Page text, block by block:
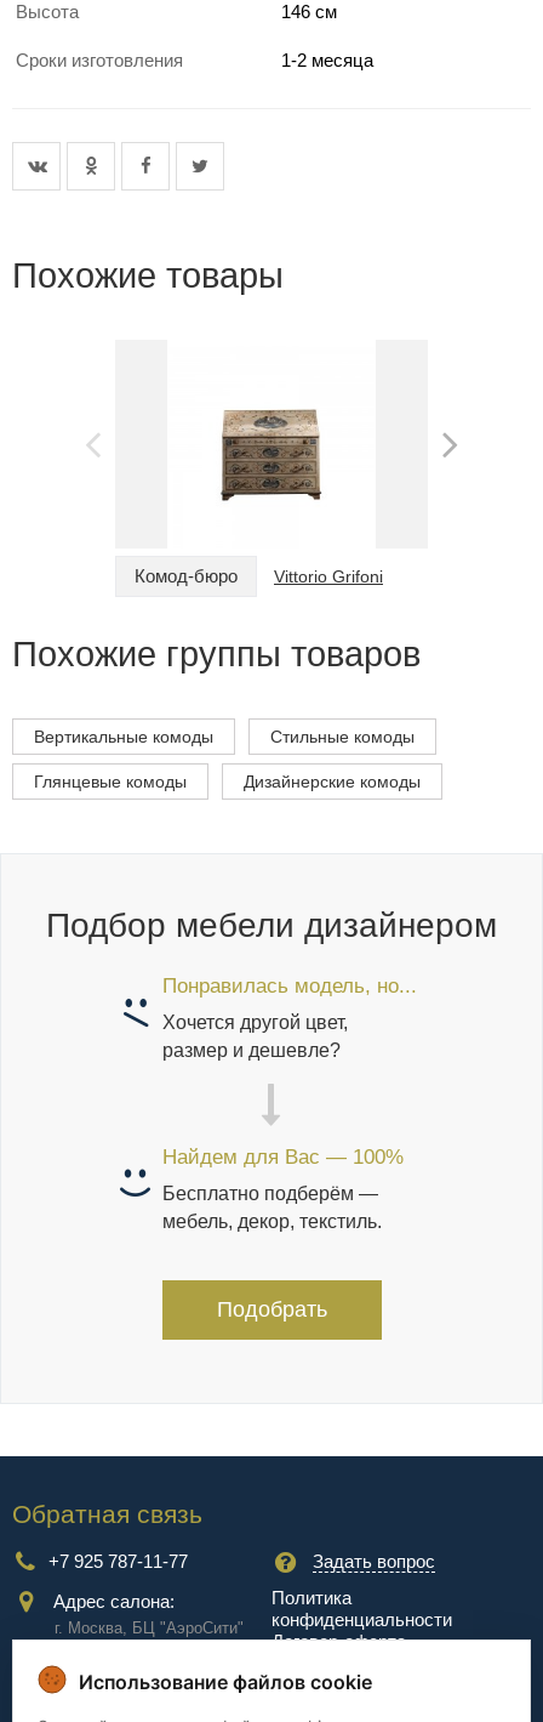
Высота 146 см
Сроки изготовления 1-2 месяца
Похожие товары
Комод-бюро Vittorio Grifoni
Похожие группы товаров
Вертикальные комоды Стильные комоды
Глянцевые комоды Дизайнерские комоды
Подбор мебели дизайнером
Понравилась модель, но...
Хочется другой цвет,
размер и дешевле?
Найдем для Вас — 100%
Бесплатно подберём —
мебель, декор, текстиль.
Подобрать
Обратная связь
+7 925 787-11-77
Задать вопрос
Адрес салона:
г. Москва, БЦ "АэроCити"
Куркинское ш., стр.2, 17
этаж
Политика
конфиденциальности
Договор-оферта
Использование файлов cookie